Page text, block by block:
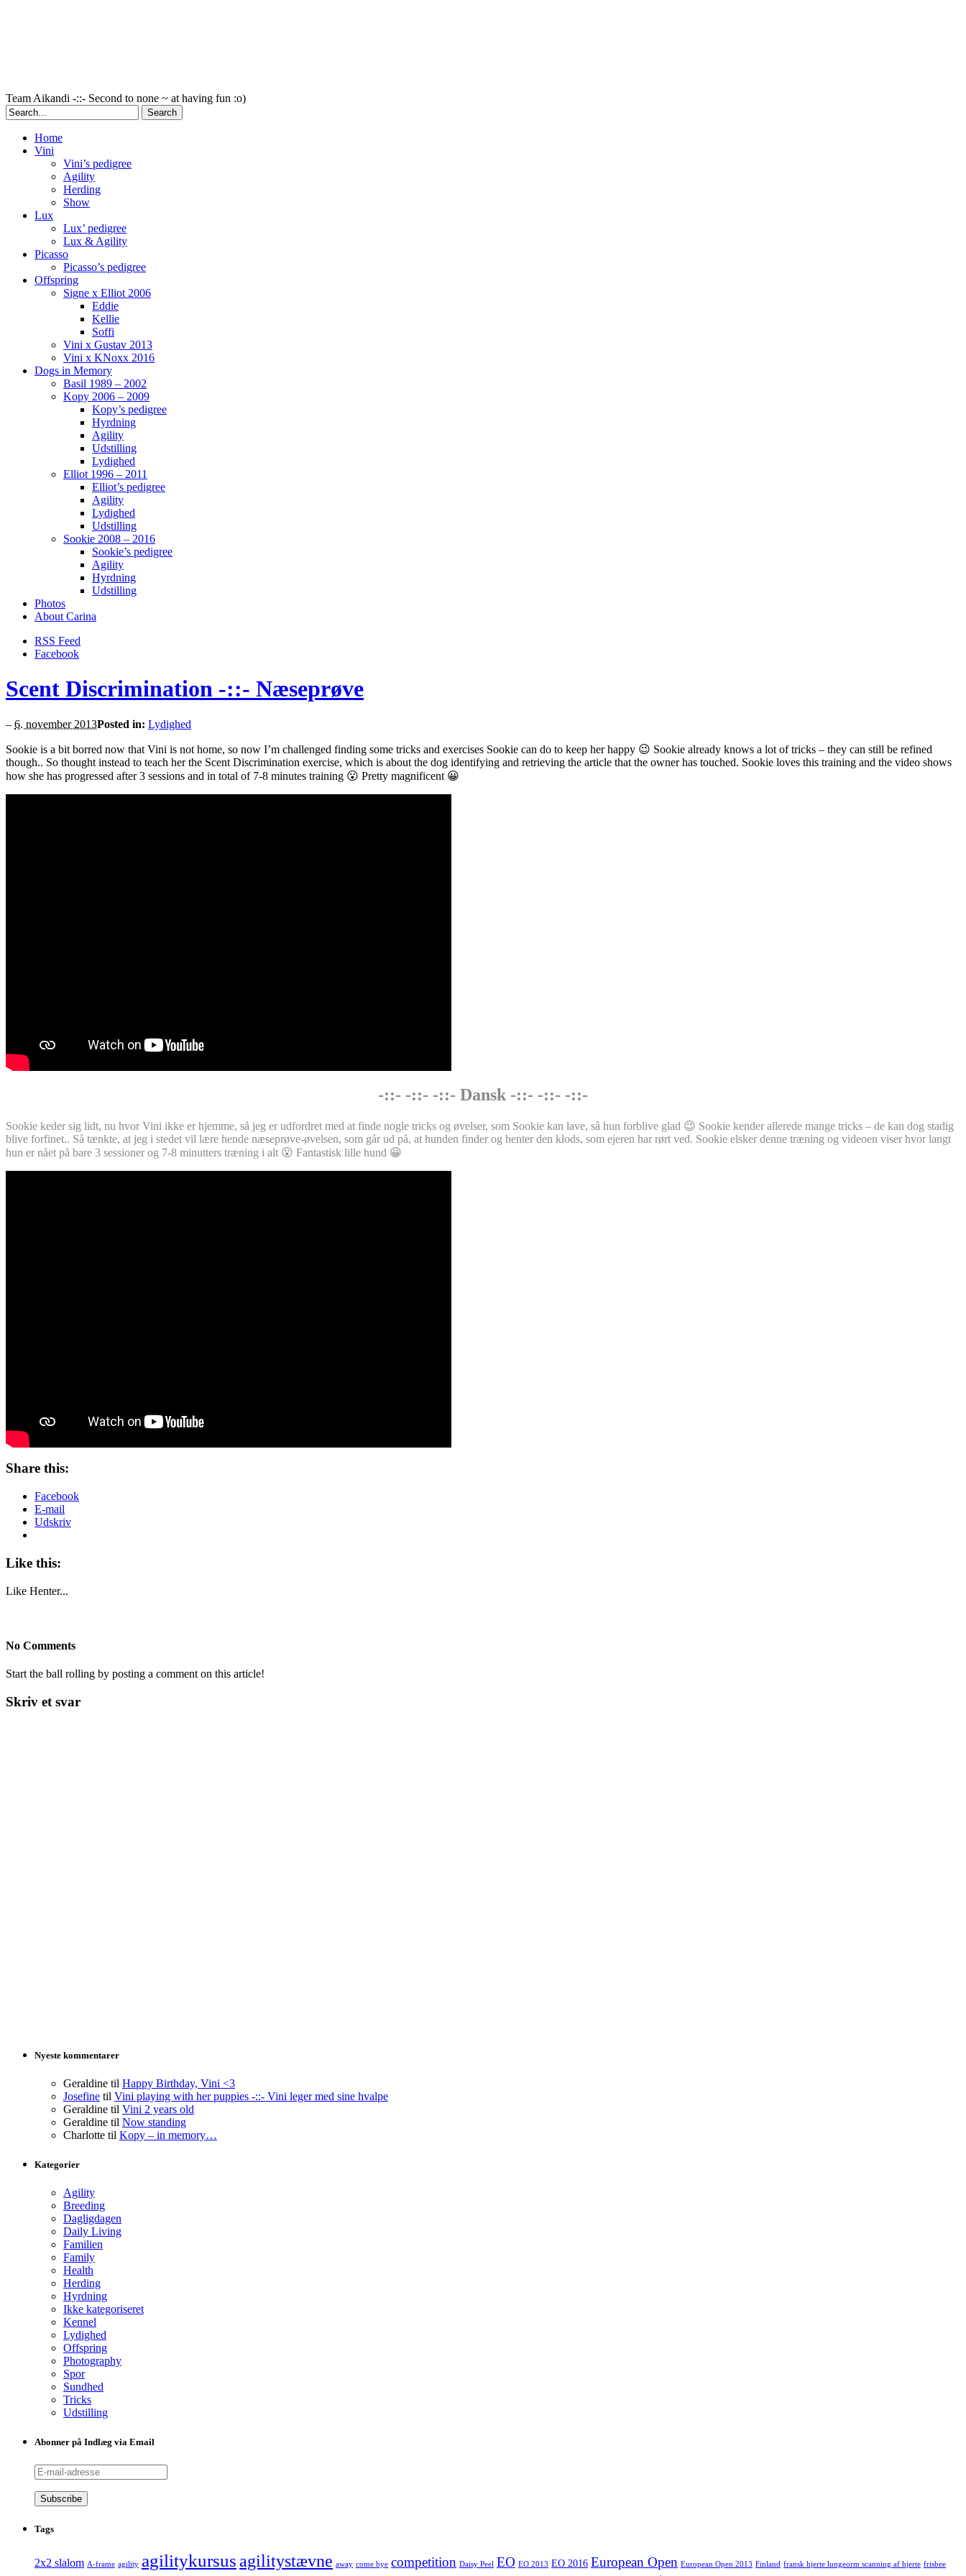
Team Aikandi -::- Second to none ~ at having fun :o)
Home
Vini
Vini’s pedigree
Agility
Herding
Show
Lux
Lux’ pedigree
Lux & Agility
Picasso
Picasso’s pedigree
Offspring
Signe x Elliot 2006
Eddie
Kellie
Soffi
Vini x Gustav 2013
Vini x KNoxx 2016
Dogs in Memory
Basil 1989 – 2002
Kopy 2006 – 2009
Kopy’s pedigree
Hyrdning
Agility
Udstilling
Lydighed
Elliot 1996 – 2011
Elliot’s pedigree
Agility
Lydighed
Udstilling
Sookie 2008 – 2016
Sookie’s pedigree
Agility
Hyrdning
Udstilling
Photos
About Carina
RSS Feed
Facebook
Scent Discrimination -::- Næseprøve
– 6. november 2013Posted in: Lydighed
Sookie is a bit borred now that Vini is not home, so now I’m challenged finding some tricks and exercises Sookie can do to keep her happy 😉 Sookie already knows a lot of tricks – they can still be refined
though.. So thought instead to teach her the Scent Discrimination exercise, which is about the dog identifying and retrieving the article that the owner has touched. Sookie loves this training and the video shows
how she has progressed after 3 sessions and in total of 7-8 minutes training 😮 Pretty magnificent 😀
-::- -::- -::- Dansk -::- -::- -::-
Sookie keder sig lidt, nu hvor Vini ikke er hjemme, så jeg er udfordret med at finde nogle tricks og øvelser, som Sookie kan lave, så hun forblive glad 😉 Sookie kender allerede mange tricks – de kan dog stadig
blive forfinet.. Så tænkte, at jeg i stedet vil lære hende næseprøve-øvelsen, som går ud på, at hunden finder og henter den klods, som ejeren har rørt ved. Sookie elsker denne træning og videoen viser hvor langt
hun er nået på bare 3 sessioner og 7-8 minutters træning i alt 😮 Fantastisk lille hund 😀
Share this:
Facebook
E-mail
Udskriv
Like this:
Like Henter...
No Comments
Start the ball rolling by posting a comment on this article!
Skriv et svar
Nyeste kommentarer
Geraldine til Happy Birthday, Vini <3
Josefine til Vini playing with her puppies -::- Vini leger med sine hvalpe
Geraldine til Vini 2 years old
Geraldine til Now standing
Charlotte til Kopy – in memory…
Kategorier
Agility
Breeding
Dagligdagen
Daily Living
Familien
Family
Health
Herding
Hyrdning
Ikke kategoriseret
Kennel
Lydighed
Offspring
Photography
Spor
Sundhed
Tricks
Udstilling
Abonner på Indlæg via Email
E-
mail-
adresse
Tags
2x2 slalom A-frame agility agilitykursusagilitystævne away come bye competition Daisy Peel EO EO 2013 EO 2016 European Open European Open 2013 Finland fransk hjerte lungeorm scanning af hjerte frisbee